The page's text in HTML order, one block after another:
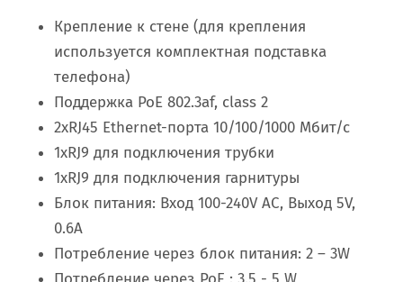
Крепление к стене (для крепления
используется комплектная подставка
телефона)
Поддержка PoE 802.3af, class 2
2хRJ45 Ethernet-порта 10/100/1000 Мбит/с
1хRJ9 для подключения трубки
1хRJ9 для подключения гарнитуры
Блок питания: Вход 100-240V AC, Выход 5V,
0.6А
Потребление через блок питания: 2 – 3W